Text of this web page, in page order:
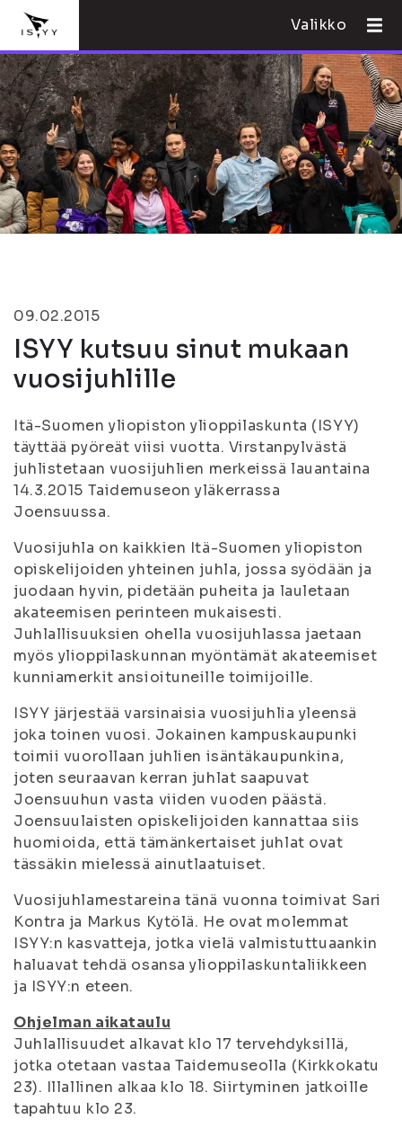
Valikko
09.02.2015
ISYY kutsuu sinut mukaan
vuosijuhlille
Itä-Suomen yliopiston ylioppilaskunta (ISYY)
täyttää pyöreät viisi vuotta. Virstanpylvästä
juhlistetaan vuosijuhlien merkeissä lauantaina
14.3.2015 Taidemuseon yläkerrassa
Joensuussa.
Vuosijuhla on kaikkien Itä-Suomen yliopiston
opiskelijoiden yhteinen juhla, jossa syödään ja
juodaan hyvin, pidetään puheita ja lauletaan
akateemisen perinteen mukaisesti.
Juhlallisuuksien ohella vuosijuhlassa jaetaan
myös ylioppilaskunnan myöntämät akateemiset
kunniamerkit ansioituneille toimijoille.
ISYY järjestää varsinaisia vuosijuhlia yleensä
joka toinen vuosi. Jokainen kampuskaupunki
toimii vuorollaan juhlien isäntäkaupunkina,
joten seuraavan kerran juhlat saapuvat
Joensuuhun vasta viiden vuoden päästä.
Joensuulaisten opiskelijoiden kannattaa siis
huomioida, että tämänkertaiset juhlat ovat
tässäkin mielessä ainutlaatuiset.
Vuosijuhlamestareina tänä vuonna toimivat Sari
Kontra ja Markus Kytölä. He ovat molemmat
ISYY:n kasvatteja, jotka vielä valmistuttuaankin
haluavat tehdä osansa ylioppilaskuntaliikkeen
ja ISYY:n eteen.
Ohjelman aikataulu
Juhlallisuudet alkavat klo 17 tervehdyksillä,
jotka otetaan vastaa Taidemuseolla (Kirkkokatu
23). Illallinen alkaa klo 18. Siirtyminen jatkoille
tapahtuu klo 23.